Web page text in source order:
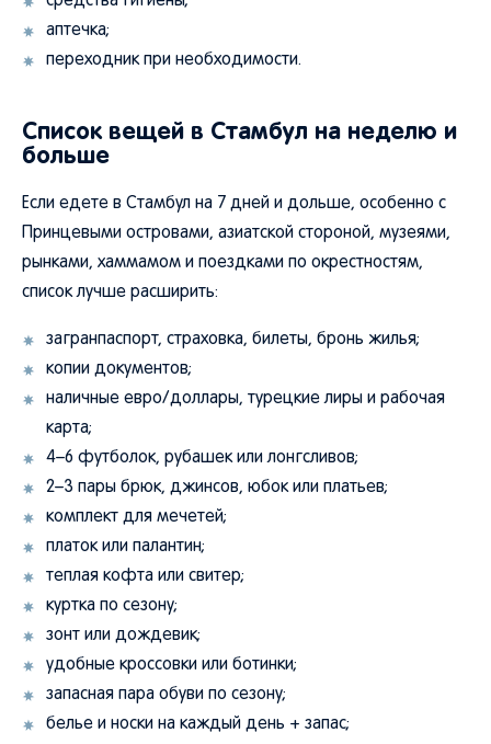
аптечка;
переходник при необходимости.
Список вещей в Стамбул на неделю и
больше
Если едете в Стамбул на 7 дней и дольше, особенно с
Принцевыми островами, азиатской стороной, музеями,
рынками, хаммамом и поездками по окрестностям,
список лучше расширить:
загранпаспорт, страховка, билеты, бронь жилья;
копии документов;
наличные евро/доллары, турецкие лиры и рабочая
карта;
4–6 футболок, рубашек или лонгсливов;
2–3 пары брюк, джинсов, юбок или платьев;
комплект для мечетей;
платок или палантин;
теплая кофта или свитер;
куртка по сезону;
зонт или дождевик;
удобные кроссовки или ботинки;
запасная пара обуви по сезону;
белье и носки на каждый день + запас;